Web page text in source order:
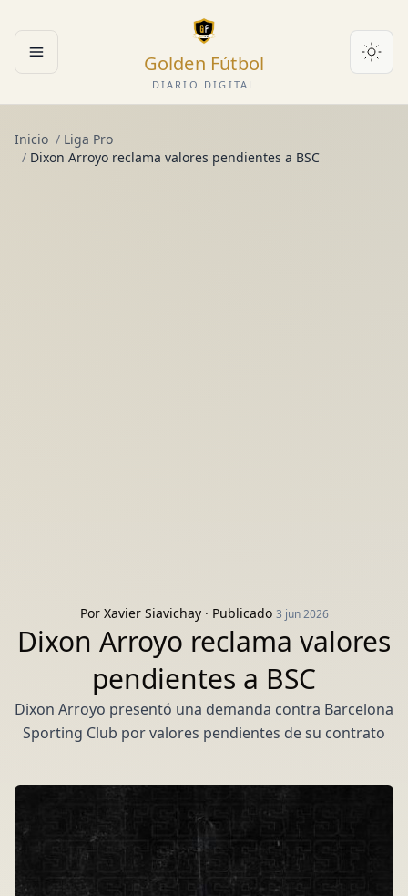
Abrir menú Golden Fútbol
DIARIO DIGITAL
Inicio / Liga Pro
/ Dixon Arroyo reclama valores pendientes a BSC
Por Xavier Siavichay· Publicado 3 jun 2026
Dixon Arroyo reclama valores
pendientes a BSC
Dixon Arroyo presentó una demanda contra Barcelona
Sporting Club por valores pendientes de su contrato